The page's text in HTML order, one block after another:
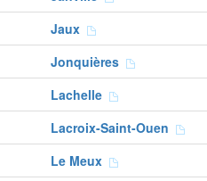
Jaux
Jonquières
Lachelle
Lacroix-Saint-Ouen
Le Meux